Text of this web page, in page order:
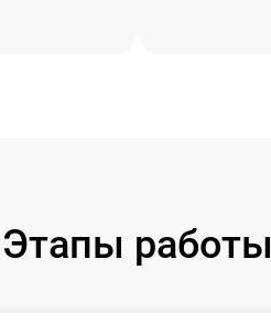
Этапы работы